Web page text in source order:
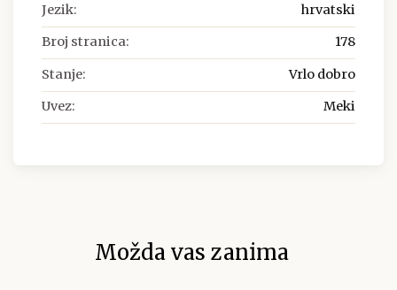
Jezik: hrvatski
Broj stranica: 178
Stanje: Vrlo dobro
Uvez: Meki
Možda vas zanima